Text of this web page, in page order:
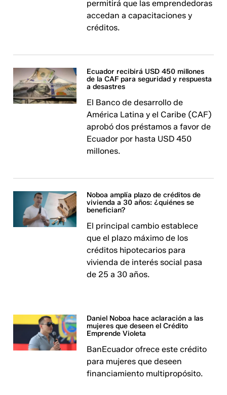
permitirá que las emprendedoras
accedan a capacitaciones y
créditos.
Ecuador recibirá USD 450 millones
de la CAF para seguridad y respuesta
a desastres
El Banco de desarrollo de
América Latina y el Caribe (CAF)
aprobó dos préstamos a favor de
Ecuador por hasta USD 450
millones.
Noboa amplía plazo de créditos de
vivienda a 30 años: ¿quiénes se
benefician?
El principal cambio establece
que el plazo máximo de los
créditos hipotecarios para
vivienda de interés social pasa
de 25 a 30 años.
Daniel Noboa hace aclaración a las
mujeres que deseen el Crédito
Emprende Violeta
BanEcuador ofrece este crédito
para mujeres que deseen
financiamiento multipropósito.